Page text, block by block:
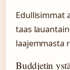
Edullisimmat
taas
laajemmasta
Buddjetin